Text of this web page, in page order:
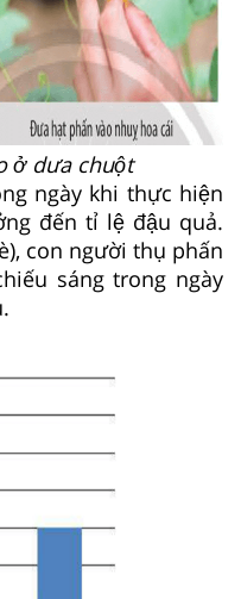
ở dưa chuột
ngày khi thực hiện
đến tỉ lệ đậu quả.
con người thụ phấn
sáng trong ngày